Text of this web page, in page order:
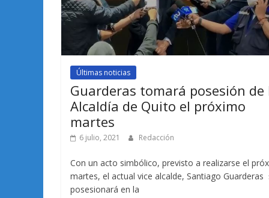
Últimas noticias
Guarderas tomará posesión de
Alcaldía de Quito el próximo
martes
6 julio, 2021 Redacción
Con un acto simbólico, previsto a realizarse el
martes, el actual vice alcalde, Santiago Guarderas
posesionará en la